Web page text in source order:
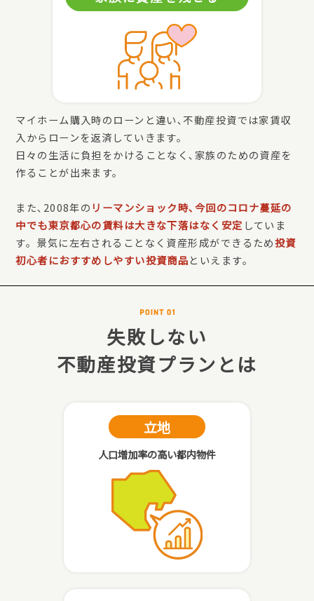
マイホーム購入時のローンと違い､不動産投資では家賃収
入からローンを返済していきます。
日々の生活に負担をかけることなく､家族のための資産を
作ることが出来ます。
また､2008年の リーマンショック時､今回のコロナ蔓延の
中でも東京都心の賃料は大きな下落はなく安定 していま
す。景気に左右されることなく資産形成ができるため投資
初心者におすすめしやすい投資商品といえます。
失敗しない
不動産投資プランとは
立地
人口増加率の高い都内物件